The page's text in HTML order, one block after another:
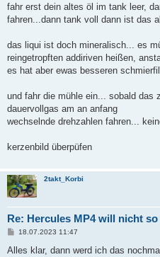
fahr erst dein altes öl im tank leer,
fahren...dann tank voll dann ist das
das liqui ist doch mineralisch... es
reingetropften addiriven heißen,
es hat aber ewas besseren
und fahr die mühle ein... sobald das
dauervollgas am an anfang
wechselnde drehzahlen fahren...
kerzenbild überpüfen
2takt_Korbi
Re: Hercules MP4 will nicht
B
i
18.07.2023 11:47
Alles klar, dann werd ich das